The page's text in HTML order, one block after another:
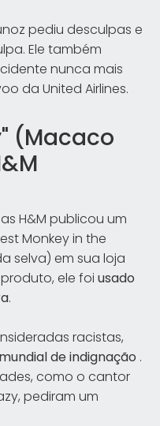
pediu desculpas e
Ele também
nunca mais
da United Airlines.
(Macaco
H&M publicou um
Monkey in the
selva) em sua loja
ele foi usado
.
racistas,
de indignação .
como o cantor
pediram um